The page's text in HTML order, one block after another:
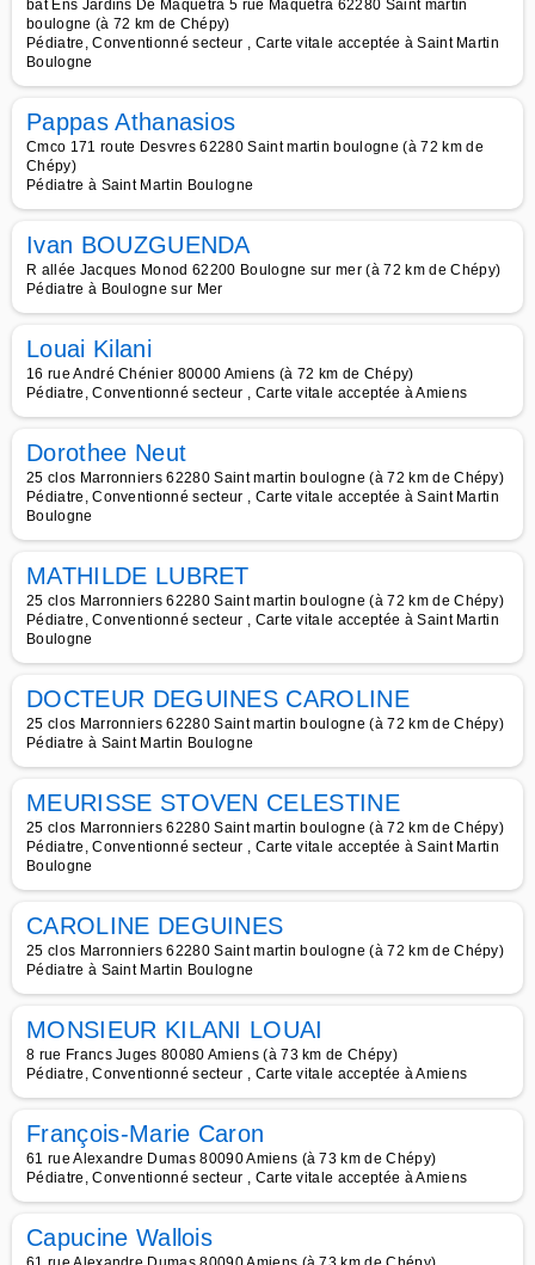
bât Ens Jardins De Maquetra 5 rue Maquétra 62280 Saint martin
boulogne (à 72 km de Chépy)
Pédiatre, Conventionné secteur , Carte vitale acceptée à Saint Martin
Boulogne
Pappas Athanasios
Cmco 171 route Desvres 62280 Saint martin boulogne (à 72 km de
Chépy)
Pédiatre à Saint Martin Boulogne
Ivan BOUZGUENDA
R allée Jacques Monod 62200 Boulogne sur mer (à 72 km de Chépy)
Pédiatre à Boulogne sur Mer
Louai Kilani
16 rue André Chénier 80000 Amiens (à 72 km de Chépy)
Pédiatre, Conventionné secteur , Carte vitale acceptée à Amiens
Dorothee Neut
25 clos Marronniers 62280 Saint martin boulogne (à 72 km de Chépy)
Pédiatre, Conventionné secteur , Carte vitale acceptée à Saint Martin
Boulogne
MATHILDE LUBRET
25 clos Marronniers 62280 Saint martin boulogne (à 72 km de Chépy)
Pédiatre, Conventionné secteur , Carte vitale acceptée à Saint Martin
Boulogne
DOCTEUR DEGUINES CAROLINE
25 clos Marronniers 62280 Saint martin boulogne (à 72 km de Chépy)
Pédiatre à Saint Martin Boulogne
MEURISSE STOVEN CELESTINE
25 clos Marronniers 62280 Saint martin boulogne (à 72 km de Chépy)
Pédiatre, Conventionné secteur , Carte vitale acceptée à Saint Martin
Boulogne
CAROLINE DEGUINES
25 clos Marronniers 62280 Saint martin boulogne (à 72 km de Chépy)
Pédiatre à Saint Martin Boulogne
MONSIEUR KILANI LOUAI
8 rue Francs Juges 80080 Amiens (à 73 km de Chépy)
Pédiatre, Conventionné secteur , Carte vitale acceptée à Amiens
François-Marie Caron
61 rue Alexandre Dumas 80090 Amiens (à 73 km de Chépy)
Pédiatre, Conventionné secteur , Carte vitale acceptée à Amiens
Capucine Wallois